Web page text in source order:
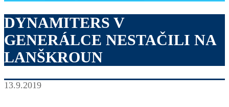
DYNAMITERS V
GENERÁLCE NESTAČILI NA
LANŠKROUN
13.9.2019